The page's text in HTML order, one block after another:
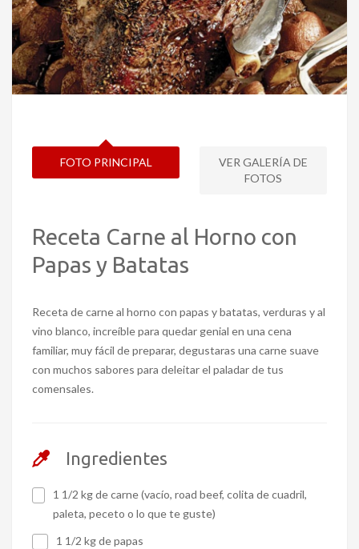
FOTO PRINCIPAL
VER GALERÍA DE
FOTOS
Receta Carne al Horno con
Papas y Batatas
Receta de carne al horno con papas y batatas, verduras y al
vino blanco, increíble para quedar genial en una cena
familiar, muy fácil de preparar, degustaras una carne suave
con muchos sabores para deleitar el paladar de tus
comensales.
Ingredientes
1 1/2 kg de carne (vacío, road beef, colita de cuadril,
paleta, peceto o lo que te guste)
1 1/2 kg de papas